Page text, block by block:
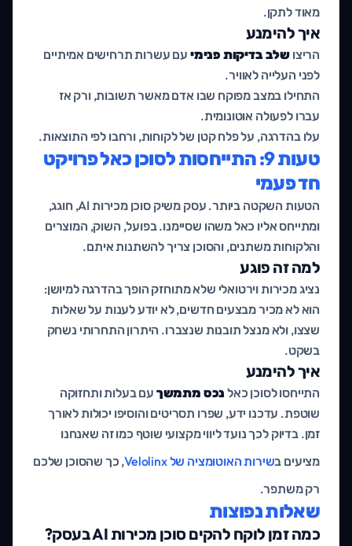
מאוד לתקן.
איך להימנע
הריצו שלב בדיקות פנימי עם עשרות תרחישים אמיתיים
לפני העלייה לאוויר.
התחילו במצב מפוקח שבו אדם מאשר תשובות, ורק אז
עברו לפעולה אוטונומית.
עלו בהדרגה, על פלח קטן של לקוחות, ורחבו לפי התוצאות.
טעות 9: התייחסות לסוכן כאל פרויקט
חד פעמי
הטעות השקטה ביותר. עסק משיק סוכן מכירות AI, חוגג,
ומתייחס אליו כאל משהו שסיימנו. בפועל, השוק, המוצרים
והלקוחות משתנים, והסוכן צריך להשתנות איתם.
למה זה פוגע
נציג מכירות וירטואלי שלא מתוחזק הופך בהדרגה למיושן:
הוא לא מכיר מבצעים חדשים, לא יודע לענות על שאלות
שצצו, ולא מנצל תובנות שנצברו. היתרון התחרותי נשחק
בשקט.
איך להימנע
התייחסו לסוכן כאל נכס מתמשך עם בעלות ותחזוקה
שוטפת. עדכנו ידע, שפרו תסריטים והוסיפו יכולות לאורך
זמן. בדיוק לכך נועד ליווי מקצועי שוטף כמו זה שאנחנו
מציעים בשירות האוטומציה של Velolinx
, כך שהסוכן שלכם
רק משתפר.
שאלות נפוצות
כמה זמן לוקח להקים סוכן מכירות AI בעסק?